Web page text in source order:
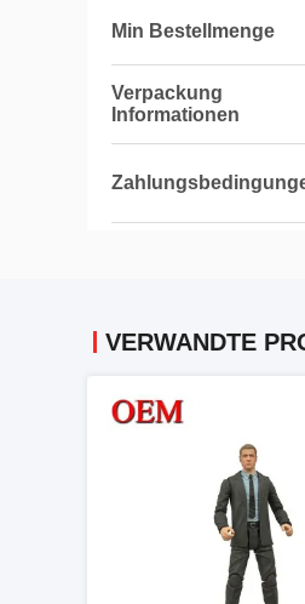
Min Bestellmenge
Verpackung
Informationen